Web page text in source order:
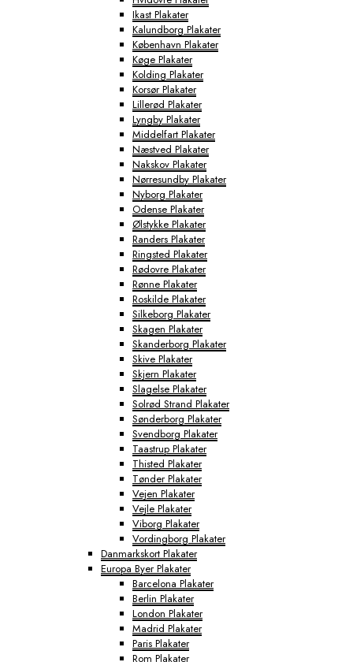
Ikast Plakater
Kalundborg Plakater
København Plakater
Køge Plakater
Kolding Plakater
Korsør Plakater
Lillerød Plakater
Lyngby Plakater
Middelfart Plakater
Næstved Plakater
Nakskov Plakater
Nørresundby Plakater
Nyborg Plakater
Odense Plakater
Ølstykke Plakater
Randers Plakater
Ringsted Plakater
Rødovre Plakater
Rønne Plakater
Roskilde Plakater
Silkeborg Plakater
Skagen Plakater
Skanderborg Plakater
Skive Plakater
Skjern Plakater
Slagelse Plakater
Solrød Strand Plakater
Sønderborg Plakater
Svendborg Plakater
Taastrup Plakater
Thisted Plakater
Tønder Plakater
Vejen Plakater
Vejle Plakater
Viborg Plakater
Vordingborg Plakater
Danmarkskort Plakater
Europa Byer Plakater
Barcelona Plakater
Berlin Plakater
London Plakater
Madrid Plakater
Paris Plakater
Rom Plakater